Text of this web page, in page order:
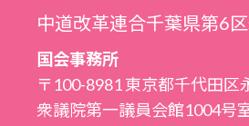
中道改革連合千葉県第6
国会事務所
〒100-8981 東京都千代田区
衆議院第一議員会館1004号